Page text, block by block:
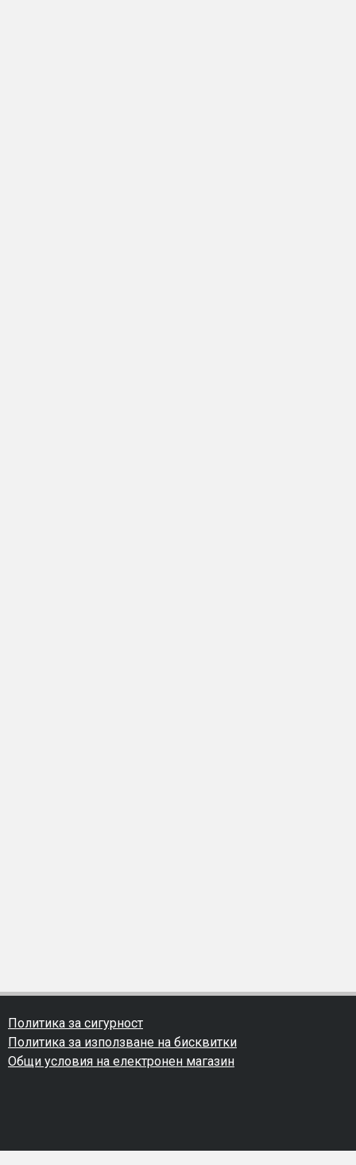
Политика за сигурност
Политика за използване на бисквитки
Общи условия на електронен магазин